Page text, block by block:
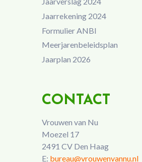
Jaarrekening 2024
Formulier ANBI
Meerjarenbeleidsplan
Jaarplan 2026
CONTACT
Vrouwen van Nu
Moezel 17
2491 CV Den Haag
E: bureau@vrouwenvannu.nl